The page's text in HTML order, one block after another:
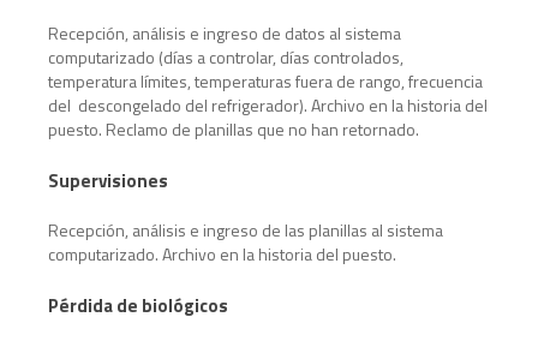
Recepción, análisis e ingreso de datos al sistema
computarizado (días a controlar, días controlados,
temperatura límites, temperaturas fuera de rango, frecuencia
del descongelado del refrigerador). Archivo en la historia del
puesto. Reclamo de planillas que no han retornado.
Supervisiones
Recepción, análisis e ingreso de las planillas al sistema
computarizado. Archivo en la historia del puesto.
Pérdida de biológicos